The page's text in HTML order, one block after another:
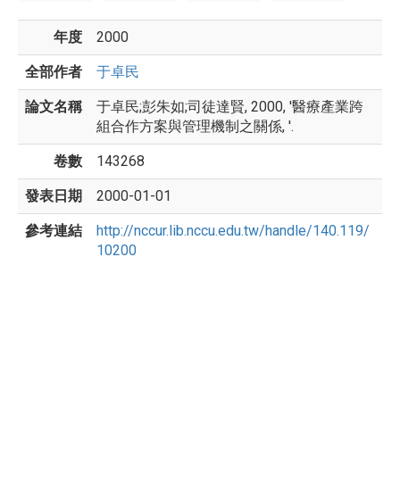
年度 2000
全部作者 于卓民
論文名稱
于卓民;彭朱如;司徒達賢, 2000, '醫療產業跨
組合作方案與管理機制之關係, '.
卷數 143268
發表日期 2000-01-01
參考連結
http://nccur.lib.nccu.edu.tw/handle/140.119/
10200